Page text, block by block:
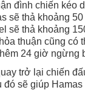
đình chiến kéo
sẽ thả khoảng
sẽ thả khoảng
thuận cũng có
24 giờ ngừng
trở lại chiến
sẽ giúp